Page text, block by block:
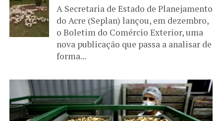
A Secretaria de Estado de Planejamento
do Acre (Seplan) lançou, em dezembro,
o Boletim do Comércio Exterior, uma
nova publicação que passa a analisar de
forma...